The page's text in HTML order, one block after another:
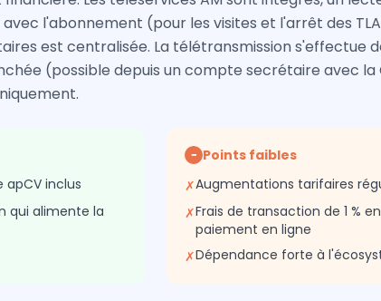
l'abonnement (pour les visites et l'arrêt des
est centralisée. La télétransmission s'effectue
(possible depuis un compte secrétaire avec la
inclus
qui alimente la
− Points faibles
✗Augmentations tarifaires
✗Frais de transaction de 1 %
paiement en ligne
✗Dépendance forte à